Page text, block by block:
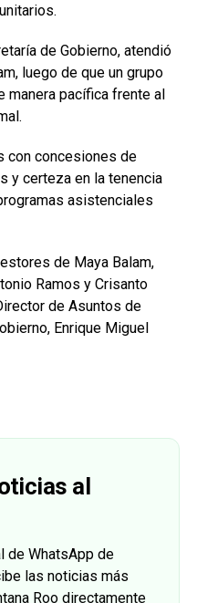
de Gobierno, atendió
luego de que un grupo
manera pacífica frente al
con concesiones de
y certeza en la tenencia
asistenciales
de Maya Balam,
Ramos y Crisanto
de Asuntos de
Enrique Miguel
al
de WhatsApp de
las noticias más
Roo directamente